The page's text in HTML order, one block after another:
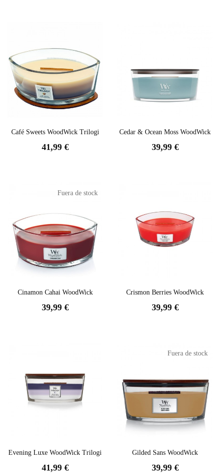
Café Sweets WoodWick Trilogi
41,99 €
Cedar & Ocean Moss WoodWick
39,99 €
Fuera de stock
Cinamon Cahai WoodWick
39,99 €
Crismon Berries WoodWick
39,99 €
Evening Luxe WoodWick Trilogi
41,99 €
Fuera de stock
Gilded Sans WoodWick
39,99 €